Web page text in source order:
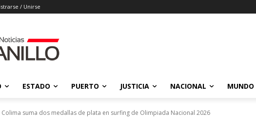
/ Unirse
ESTADO PUERTO JUSTICIA NACIONAL MUNDO
Colima suma dos medallas de plata en surfing de Olimpiada Nacional 2026